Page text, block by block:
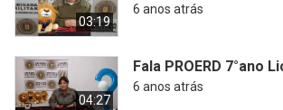
03:19
6 anos atrás
04:27
Fala PROERD 7°ano
6 anos atrás